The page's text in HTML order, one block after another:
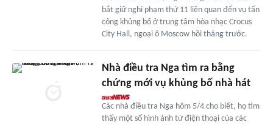
bắt giữ nghi phạm thứ 11 liên quan đến vụ tấn
công khủng bố ở trung tâm hòa nhạc Crocus
City Hall, ngoại ô Moscow hồi tháng trước.
Nhà điều tra Nga tìm ra bằng
chứng mới vụ khủng bố nhà hát
Các nhà điều tra Nga hôm 5/4 cho biết, họ tìm
thấy một số hình ảnh từ điện thoại của các